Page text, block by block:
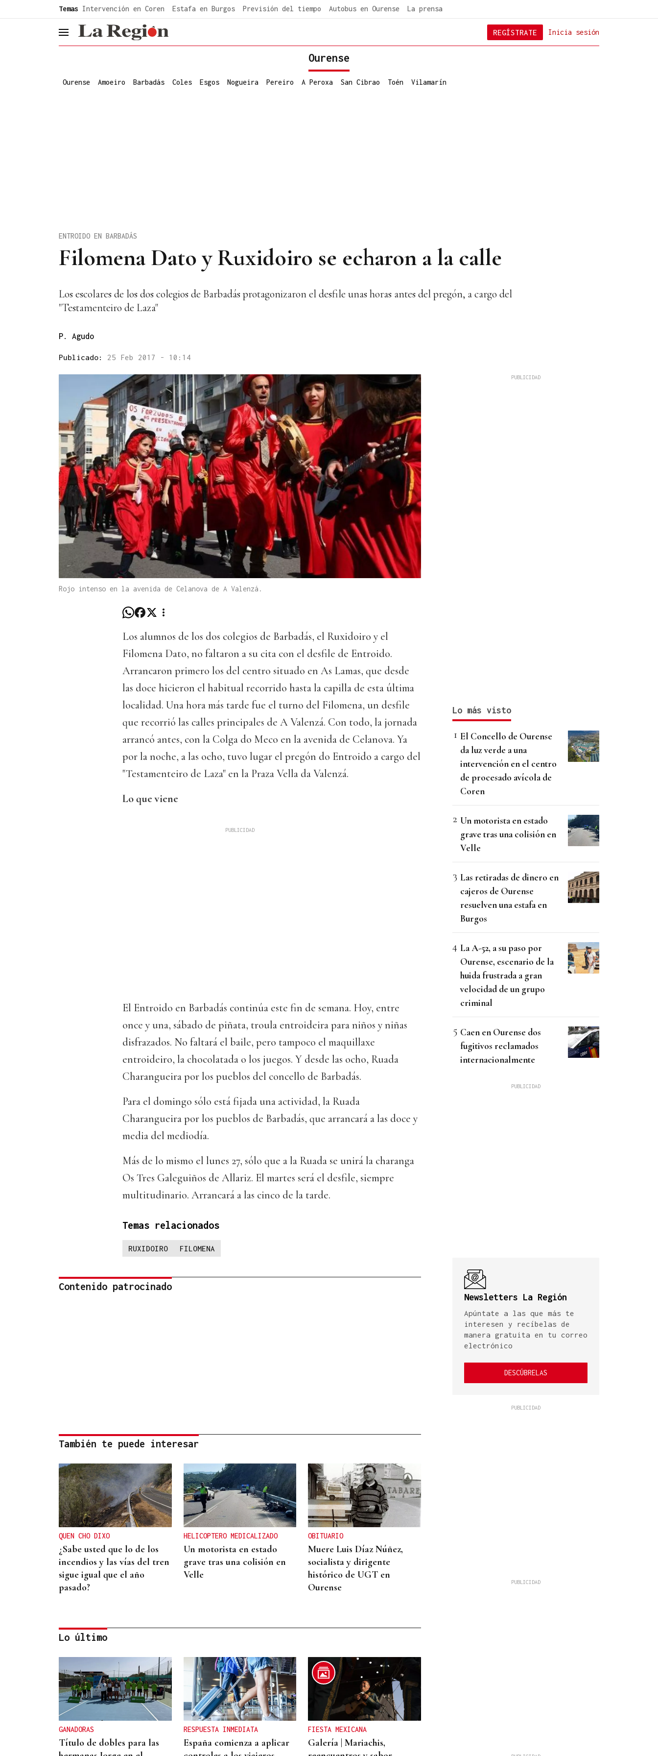
Temas Intervención en Coren Estafa en Burgos Previsión del tiempo Autobus en Ourense La prensa
header.menu.open Inicia sesión
REGÍSTRATE
Ourense
Ourense Amoeiro Barbadás Coles Esgos Nogueira Pereiro A Peroxa San Cibrao Toén Vilamarín
Filomena Dato y Ruxidoiro se echaron a la calle
ENTROIDO EN BARBADÁS
Los escolares de los dos colegios de Barbadás protagonizaron el desfile unas horas antes del pregón, a cargo del
"Testamenteiro de Laza"
P. Agudo
Publicado: 25 Feb 2017 - 10:14
Rojo intenso en la avenida de Celanova de A Valenzá.
Los alumnos de los dos colegios de Barbadás, el Ruxidoiro y el
Filomena Dato, no faltaron a su cita con el desfile de Entroido.
Arrancaron primero los del centro situado en As Lamas, que desde
las doce hicieron el habitual recorrido hasta la capilla de esta última
localidad. Una hora más tarde fue el turno del Filomena, un desfile
que recorrió las calles principales de A Valenzá. Con todo, la jornada
arrancó antes, con la Colga do Meco en la avenida de Celanova. Ya
por la noche, a las ocho, tuvo lugar el pregón do Entroido a cargo del
"Testamenteiro de Laza" en la Praza Vella da Valenzá.
Lo que viene
El Entroido en Barbadás continúa este fin de semana. Hoy, entre
once y una, sábado de piñata, troula entroideira para niños y niñas
disfrazados. No faltará el baile, pero tampoco el maquillaxe
entroideiro, la chocolatada o los juegos. Y desde las ocho, Ruada
Charangueira por los pueblos del concello de Barbadás.
Para el domingo sólo está fijada una actividad, la Ruada
Charangueira por los pueblos de Barbadás, que arrancará a las doce y
media del mediodía.
Más de lo mismo el lunes 27, sólo que a la Ruada se unirá la charanga
Os Tres Galeguiños de Allariz. El martes será el desfile, siempre
multitudinario. Arrancará a las cinco de la tarde.
Temas relacionados
RUXIDOIRO FILOMENA
Contenido patrocinado
También te puede interesar
QUEN CHO DIXO
¿Sabe usted que lo de los
incendios y las vías del tren
sigue igual que el año
pasado?
HELICOPTERO MEDICALIZADO
Un motorista en estado
grave tras una colisión en
Velle
OBITUARIO
Muere Luis Díaz Núñez,
socialista y dirigente
histórico de UGT en
Ourense
CANEDO
Un herido en la colisión
entre dos coches en la
entrada a las termas de
Outariz
Lo último
GANADORAS
Título de dobles para las
RESPUESTA INMEDIATA
España comienza a aplicar
FIESTA MEXICANA
Galería | Mariachis,
Lo más visto
El Concello de Ourense
da luz verde a una
intervención en el centro
de procesado avícola de
Coren
Un motorista en estado
grave tras una colisión en
Velle
Las retiradas de dinero en
cajeros de Ourense
resuelven una estafa en
Burgos
La A-52, a su paso por
Ourense, escenario de la
huida frustrada a gran
velocidad de un grupo
criminal
Caen en Ourense dos
fugitivos reclamados
internacionalmente
Newsletters La Región
Apúntate a las que más te
interesen y recíbelas de
manera gratuita en tu correo
electrónico
DESCÚBRELAS